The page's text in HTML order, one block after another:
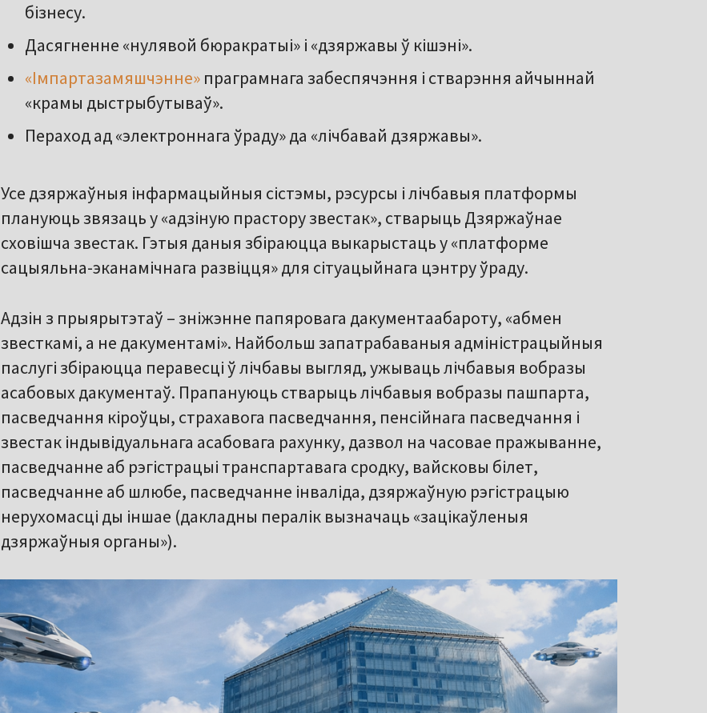
бізнесу.
Дасягненне «нулявой бюракратыі» і «дзяржавы ў кішэні».
«Імпартазамяшчэнне» праграмнага забеспячэння і стварэння айчыннай
«крамы дыстрыбутываў».
Пераход ад «электроннага ўраду» да «лічбавай дзяржавы».
Усе дзяржаўныя інфармацыйныя сістэмы, рэсурсы і лічбавыя платформы
плануюць звязаць у «адзіную прастору звестак», стварыць Дзяржаўнае
сховішча звестак. Гэтыя даныя збіраюцца выкарыстаць у «платформе
сацыяльна-эканамічнага развіцця» для сітуацыйнага цэнтру ўраду.
Адзін з прыярытэтаў – зніжэнне папяровага дакументаабароту, «абмен
звесткамі, а не дакументамі». Найбольш запатрабаваныя адміністрацыйныя
паслугі збіраюцца перавесці ў лічбавы выгляд, ужываць лічбавыя вобразы
асабовых дакументаў. Прапануюць стварыць лічбавыя вобразы пашпарта,
пасведчання кіроўцы, страхавога пасведчання, пенсійнага пасведчання і
звестак індывідуальнага асабовага рахунку, дазвол на часовае пражыванне,
пасведчанне аб рэгістрацыі транспартавага сродку, вайсковы білет,
пасведчанне аб шлюбе, пасведчанне інваліда, дзяржаўную рэгістрацыю
нерухомасці ды іншае (дакладны пералік вызначаць «зацікаўленыя
дзяржаўныя органы»).